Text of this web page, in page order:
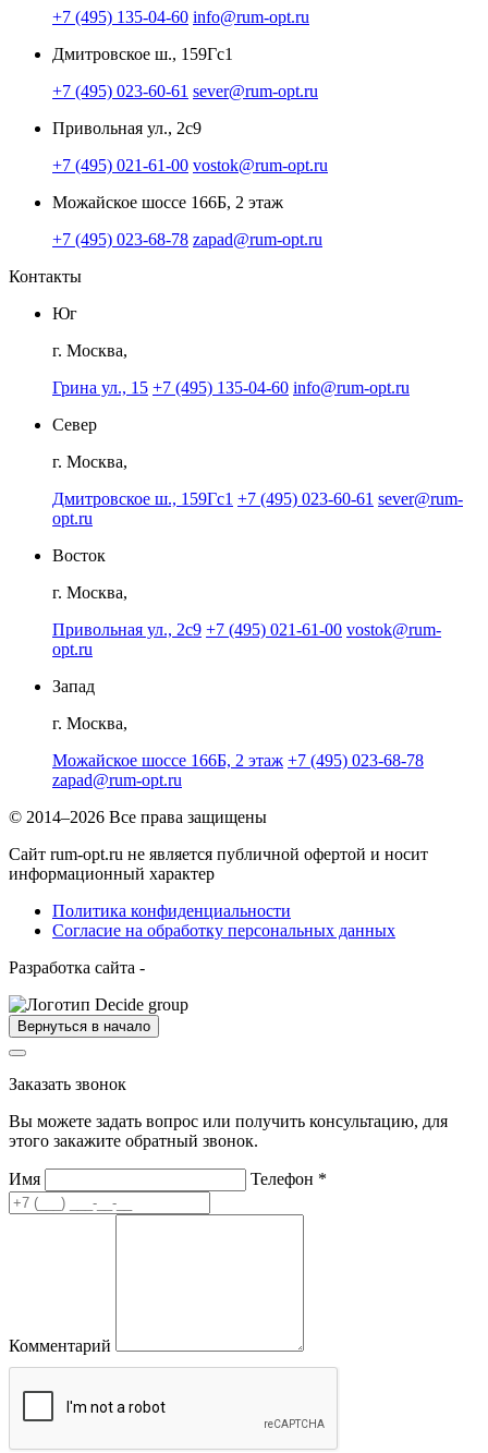
+7 (495) 135-04-60 info@rum-opt.ru
Дмитровское ш., 159Гс1
+7 (495) 023-60-61 sever@rum-opt.ru
Привольная ул., 2с9
+7 (495) 021-61-00 vostok@rum-opt.ru
Можайское шоссе 166Б, 2 этаж
+7 (495) 023-68-78 zapad@rum-opt.ru
Контакты
Юг
г. Москва,
Грина ул., 15 +7 (495) 135-04-60 info@rum-opt.ru
Север
г. Москва,
Дмитровское ш., 159Гс1 +7 (495) 023-60-61 sever@rum-
opt.ru
Восток
г. Москва,
Привольная ул., 2с9 +7 (495) 021-61-00 vostok@rum-
opt.ru
Запад
г. Москва,
Можайское шоссе 166Б, 2 этаж +7 (495) 023-68-78
zapad@rum-opt.ru
© 2014–2026 Все права защищены
Сайт rum-opt.ru не является публичной офертой и носит
информационный характер
Политика конфиденциальности
Согласие на обработку персональных данных
Разработка сайта -
Вернуться в начало
Заказать звонок
Вы можете задать вопрос или получить консультацию, для
этого закажите обратный звонок.
Имя Телефон *
Комментарий